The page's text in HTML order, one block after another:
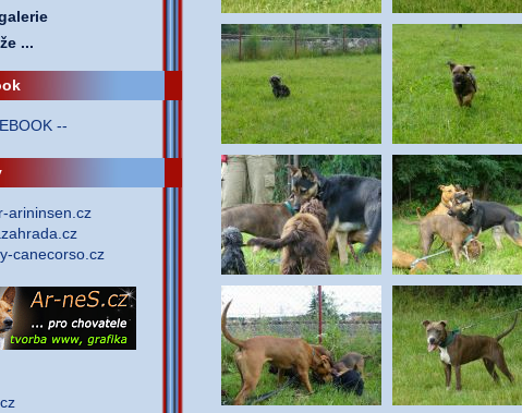
...
--
arininsen.cz
canecorso.cz